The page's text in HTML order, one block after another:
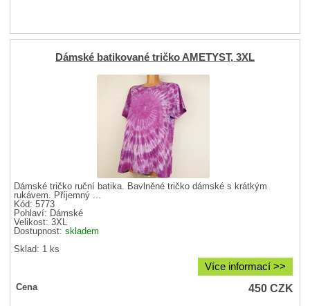
Dámské batikované tričko AMETYST, 3XL
Dámské tričko ruční batika. Bavlněné tričko dámské s krátkým
rukávem. Příjemný ...
Kód: 5773
Pohlaví: Dámské
Velikost:3XL
Dostupnost:skladem
Sklad: 1 ks
Více informací >>
Cena 450CZK